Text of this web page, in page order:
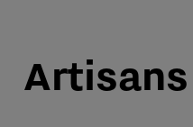
Artisans